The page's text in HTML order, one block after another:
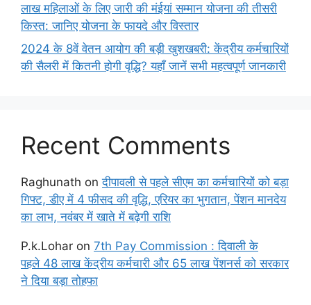
लाख महिलाओं के लिए जारी की मंईयां सम्मान योजना की तीसरी
किस्त: जानिए योजना के फायदे और विस्तार
2024 के 8वें वेतन आयोग की बड़ी खुशखबरी: केंद्रीय कर्मचारियों
की सैलरी में कितनी होगी वृद्धि? यहाँ जानें सभी महत्वपूर्ण जानकारी
Recent Comments
Raghunath onदीपावली से पहले सीएम का कर्मचारियों को बड़ा
गिफ्ट, डीए में 4 फीसद की वृद्धि, एरियर का भुगतान, पेंशन मानदेय
का लाभ, नवंबर में खाते में बढ़ेगी राशि
P.k.Lohar on 7th Pay Commission : दिवाली के
पहले 48 लाख केंद्रीय कर्मचारी और 65 लाख पेंशनर्स को सरकार
ने दिया बड़ा तोहफा